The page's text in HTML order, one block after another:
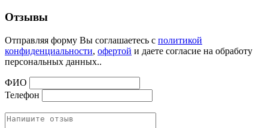
Отзывы
Отправляя форму Вы соглашаетесь с политикой
конфиденциальности, офертой и даете согласие на обработу
персональных данных..
ФИО
Телефон